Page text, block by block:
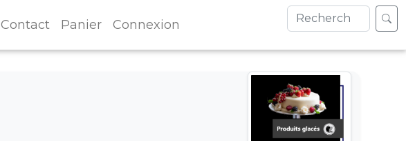
Contact Panier Connexion